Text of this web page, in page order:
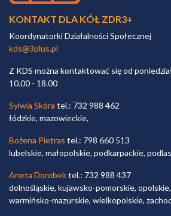
KONTAKT DLA KÓŁ ZDR3+
Koordynatorki Działalności Społecznej
kds@3plus.pl
Z KDS można kontaktować się od
10.00 - 18.00
Sylwia Skóra tel.: 732 988 462
łódzkie, mazowieckie,
Bożena Pietras tel.: 798 660 513
lubelskie, małopolskie, podkarpackie,
Aneta Dorobektel.: 732 988 437
dolnośląskie, kujawsko-pomorskie,
warmińsko-mazurskie, wielkopolskie,